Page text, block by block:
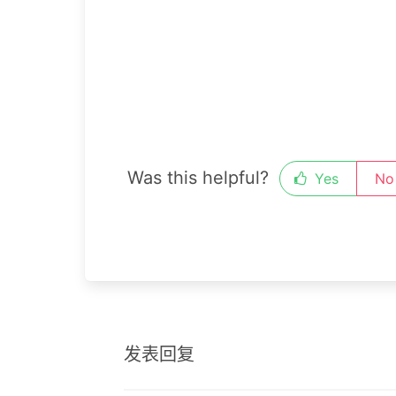
Was this helpful? Yes No
发表回复